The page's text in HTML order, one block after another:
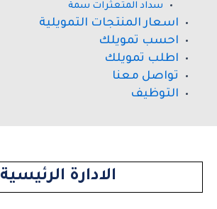
سداد المتعثرات سمة
اسعار المنتجات التمويلية
احسب تمويلك
اطلب تمويلك
تواصل معنا
التوظيف
الادارة الرئيسية